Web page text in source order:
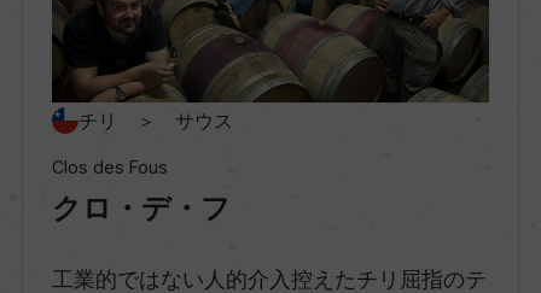
種類
スティルワイン
チリ ＞ サウス
Clos des Fous
クロ・デ・フ
工業的ではない人的介入控えたチリ屈指のテ